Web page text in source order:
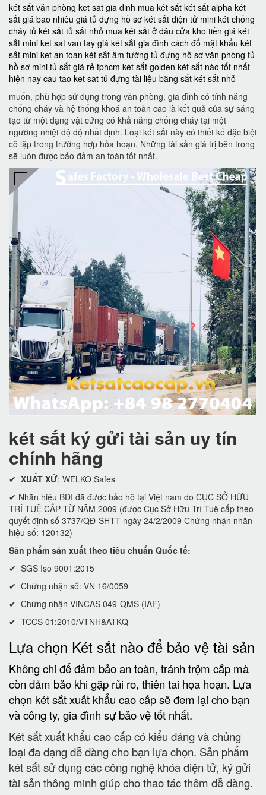
két sắt văn phòng ket sat gia dinh mua két sắt két sắt alpha két
sắt giá bao nhiêu giá tủ đựng hồ sơ két sắt điện tử mini két chống
cháy tủ két sắt tủ sắt nhỏ mua két sắt ở đâu cửa kho tiền giá két
sắt mini ket sat van tay giá két sắt gia đình cách đổ mật khẩu két
sắt mini ket an toan két sắt âm tường tủ đựng hồ sơ văn phòng tủ
hồ sơ mini tủ sắt giá rẻ tphcm két sắt golden két sắt nào tốt nhất
hiện nay cau tao ket sat tủ đựng tài liệu bằng sắt két sắt nhỏ
muốn, phù hợp sử dụng trong văn phòng, gia đình có tính năng
chống cháy và hệ thống khoá an toàn cao là kết quả của sự sáng
tạo từ một dạng vật cứng có khả năng chống cháy tại một
ngưỡng nhiệt độ độ nhất định. Loại két sắt này có thiết kế đặc biệt
cô lập trong trường hợp hỏa hoạn. Những tài sản giá trị bên trong
sẽ luôn được bảo đảm an toàn tốt nhất.
két sắt ký gửi tài sản uy tín
chính hãng
✔ XUẤT XỨ: WELKO Safes
✔ Nhãn hiệu BDI đã được bảo hộ tại Việt nam do CỤC SỞ HỮU
TRÍ TUỆ CẤP TỪ NĂM 2009 (được Cục Sở Hữu Trí Tuệ cấp theo
quyết định số 3737/QĐ-SHTT ngày 24/2/2009 Chứng nhận nhãn
hiệu số: 120132)
Sản phẩm sản xuất theo tiêu chuẩn Quốc tế:
✔ SGS Iso 9001:2015
✔ Chứng nhận số: VN 16/0059
✔ Chứng nhận VINCAS 049-QMS (IAF)
✔ TCCS 01:2010/VTNH&ATKQ
Lựa chọn Két sắt nào để bảo vệ tài sản
Không chi để đảm bảo an toàn, tránh trộm cắp mà
còn đảm bảo khi gặp rủi ro, thiên tai họa hoạn. Lựa
chọn két sắt xuất khẩu cao cấp sẽ đem lại cho bạn
và công ty, gia đình sự bảo vệ tốt nhất.
Két sắt xuất khẩu cao cấp có kiểu dáng và chủng
loại đa dạng dễ dàng cho bạn lựa chọn. Sản phẩm
két sắt sử dụng các công nghệ khóa điện tử, ký gửi
tài sản thông minh giúp cho thao tác thêm dễ dàng.